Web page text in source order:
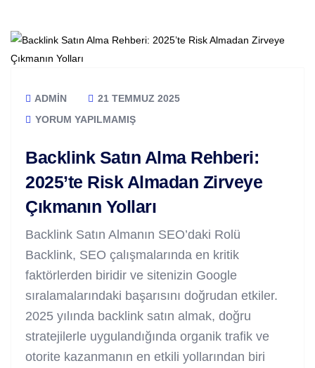
ADMIN
21 TEMMUZ 2025
YORUM YAPILMAMIŞ
Backlink Satın Alma Rehberi:
2025’te Risk Almadan Zirveye
Çıkmanın Yolları
Backlink Satın Almanın SEO’daki Rolü
Backlink, SEO çalışmalarında en kritik
faktörlerden biridir ve sitenizin Google
sıralamalarındaki başarısını doğrudan etkiler.
2025 yılında backlink satın almak, doğru
stratejilerle uygulandığında organik trafik ve
otorite kazanmanın en etkili yollarından biri